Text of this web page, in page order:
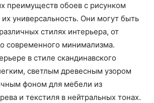
преимуществ обоев с рисунком
их универсальность. Они могут быть
стилях интерьера, от
современного минимализма.
в стиле скандинавского
светлым древесным узором
фоном для мебели из
и текстиля в нейтральных тонах.